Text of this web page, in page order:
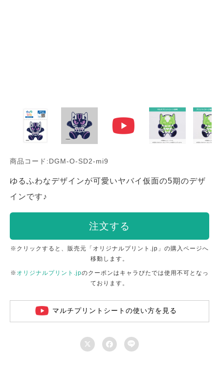
商品コード:DGM-O-SD2-mi9
ゆるふわなデザインが可愛いヤバイ仮面の5期のデザ
インです♪
注文する
※クリックすると、販売元「オリジナルプリント.jp」の購入ページへ
移動します。
※ オリジナルプリント.jpのクーポンはキャラぴたでは使用不可となっ
ております。
マルチプリントシートの使い方を見る
  